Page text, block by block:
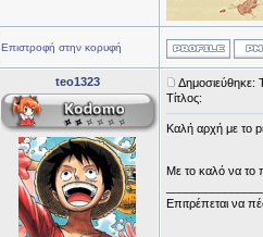
Επιστροφή στην κορυφή
teo1323
Δημοσιεύθηκε:
Τίτλος:
Καλή αρχή με το
Με το καλό να το
Επιτρέπεται να